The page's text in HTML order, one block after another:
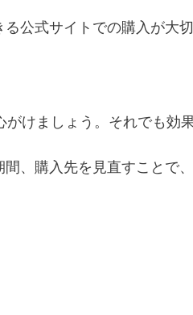
公式サイトでの購入が大
けましょう。それでも効
、購入先を見直すことで